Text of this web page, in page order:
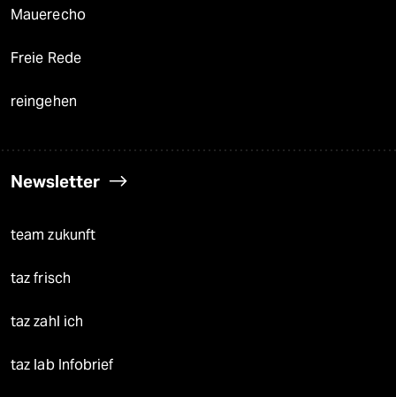
Mauerecho
Freie Rede
reingehen
Newsletter
team zukunft
taz frisch
taz zahl ich
taz lab Infobrief